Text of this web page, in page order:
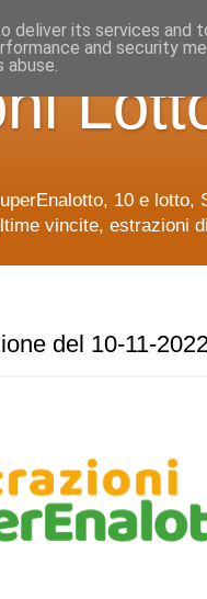
10 e
vincite, estrazioni
del 10-11-
deliver its services and
and security